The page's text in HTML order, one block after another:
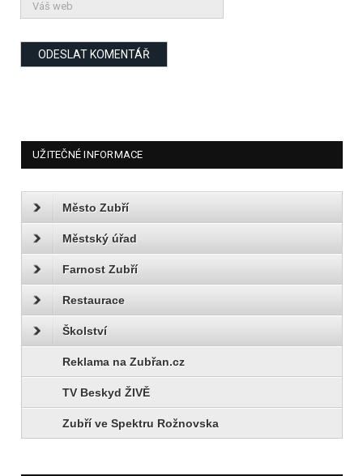
UŽITEČNÉ INFORMACE
Město Zubří
Městský úřad
Farnost Zubří
Restaurace
Školství
Reklama na Zubřan.cz
TV Beskyd ŽIVĚ
Zubří ve Spektru Rožnovska